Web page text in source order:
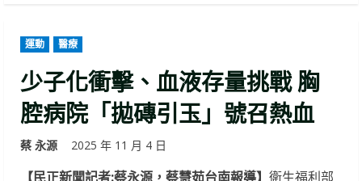
運動 醫療
少子化衝擊、血液存量挑戰 胸
腔病院「拋磚引玉」號召熱血
蔡 永源 2025 年 11 月 4 日
【民正新聞記者:蔡永源，蔡慧茹台南報導】 衛生福利部